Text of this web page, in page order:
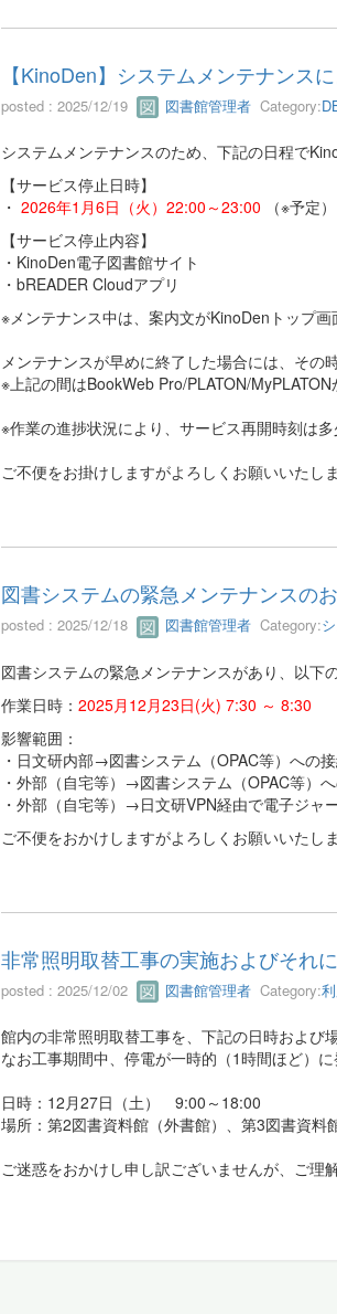
【KinoDen】システムメンテナンス
posted : 2025/12/19 図書館管理者 Category:
システムメンテナンスのため、下記の日程で
【サービス停止日時】
・ 2026年1月6日（火）22:00～23:00 （※予定）
【サービス停止内容】
・KinoDen電子図書館サイト
・bREADER Cloudアプリ
※メンテナンス中は、案内文がKinoDenトップ画
メンテナンスが早めに終了した場合には、その
※上記の間はBookWeb Pro/PLATON/
※作業の進捗状況により、サービス再開時刻は多
ご不便をお掛けしますがよろしくお願いいたしま
図書システムの緊急メンテナンスの
posted : 2025/12/18 図書館管理者 Category:
図書システムの緊急メンテナンスがあり、以下
作業日時： 2025月12月23日(火) 7:30 ～ 8:30
影響範囲：
・日文研内部→図書システム（OPAC等）への
・外部（自宅等）→図書システム（OPAC等）
・外部（自宅等）→日文研VPN経由で電子ジャ
ご不便をおかけしますがよろしくお願いいたしま
非常照明取替工事の実施およびそれ
posted : 2025/12/02 図書館管理者 Category:
館内の非常照明取替工事を、下記の日時および
なお工事期間中、停電が一時的（1時間ほど）に
日時：12月27日（土） 9:00～18:00
場所：第2図書資料館（外書館）、第3図書資料
ご迷惑をおかけし申し訳ございませんが、ご理